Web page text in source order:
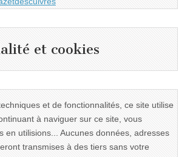
et cookies
et de fonctionnalités, ce site utilise
à naviguer sur ce site, vous
en utilisions... Aucunes données, adresses
transmises à des tiers sans votre